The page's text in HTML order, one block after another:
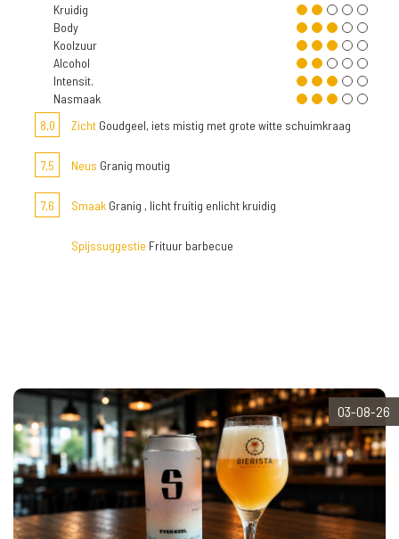
Kruidig
Body
Koolzuur
Alcohol
Intensit.
Nasmaak
8,0
Zicht Goudgeel, iets mistig met grote witte schuimkraag
7,5 Neus Granig moutig
7,6 Smaak Granig , licht fruitig enlicht kruidig
Spijssuggestie Frituur barbecue
03-08-26